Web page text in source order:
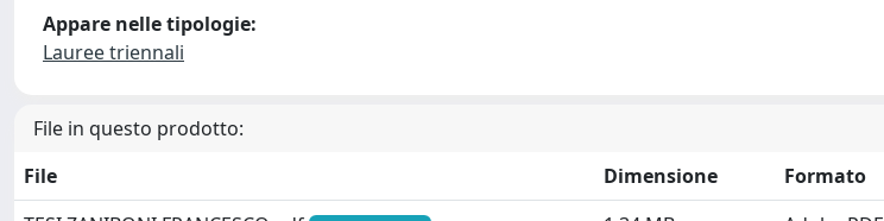
Appare nelle tipologie:
Lauree triennali
File in questo prodotto:
File
Dimensione
Formato